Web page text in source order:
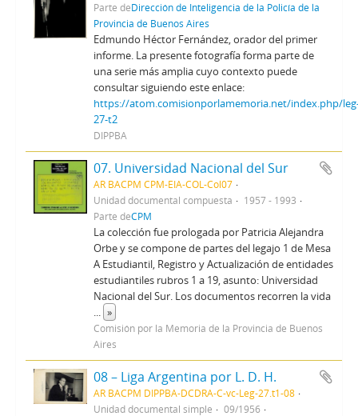
Parte deDirección de Inteligencia de la Policía de la
Provincia de Buenos Aires
Edmundo Héctor Fernández, orador del primer
informe. La presente fotografía forma parte de
una serie más amplia cuyo contexto puede
consultar siguiendo este enlace:
https://atom.comisionporlamemoria.net/index.php/
27-t2
DIPPBA
07. Universidad Nacional del Sur
AR BACPM CPM-EIA-COL-Col07
Unidad documental compuesta
1957 - 1993
Parte deCPM
La colección fue prologada por Patricia Alejandra
Orbe y se compone de partes del legajo 1 de Mesa
A Estudiantil, Registro y Actualización de entidades
estudiantiles rubros 1 a 19, asunto: Universidad
Nacional del Sur. Los documentos recorren la vida
... »
Comisión por la Memoria de la Provincia de Buenos
Aires
08 – Liga Argentina por L. D. H.
AR BACPM DIPPBA-DCDRA-C-vc-Leg-27.t1-08
Unidad documental simple
09/1956